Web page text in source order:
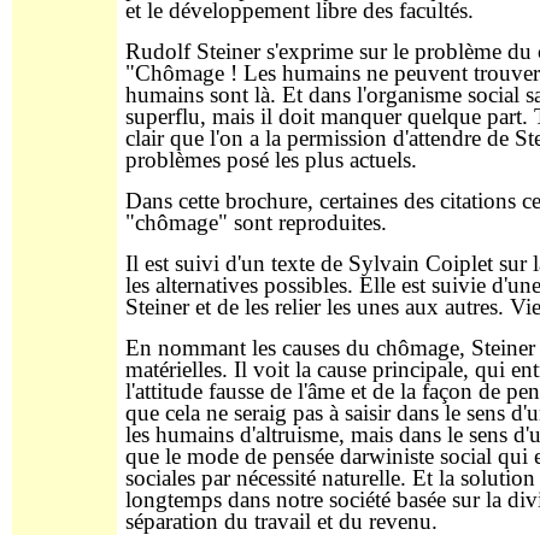
et le développement libre des facultés.
Rudolf Steiner s'exprime sur le problème
"Chômage ! Les humains ne peuvent
humains sont là. Et dans l'organisme social
superflu, mais il doit manquer quelque part.
clair que l'on a la permission d'attendre de
problèmes posé les plus actuels.
Dans cette brochure, certaines des citations
"chômage" sont reproduites.
Il est suivi d'un texte de Sylvain Coiplet sur
les alternatives possibles. Elle est suivie
Steiner et de les relier les unes aux autres.
En nommant les causes du chômage,
matérielles. Il voit la cause principale, qui
l'attitude fausse de l'âme et de la façon de
que cela ne seraig pas à saisir dans le sens
les humains d'altruisme, mais dans le sens
que le mode de pensée darwiniste social
sociales par nécessité naturelle. Et la
longtemps dans notre société basée sur la
séparation du travail et du revenu.